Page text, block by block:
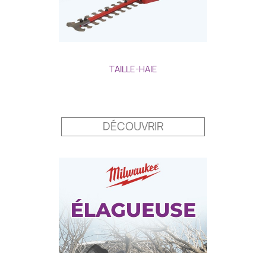
TAILLE-HAIE
DÉCOUVRIR